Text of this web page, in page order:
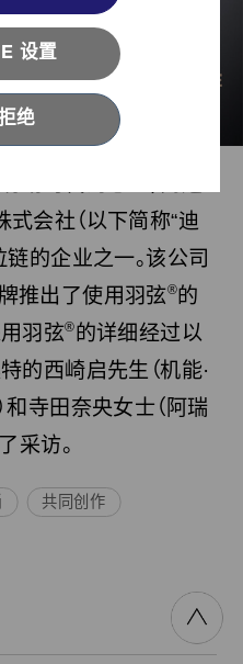
设置
绝
会社（以下简称“迪
的企业之一。该公司
牌推出了使用羽弦®的
羽弦®的详细经过以
的西崎启先生（机能·
寺田奈央女士（阿瑞
采访。
共同创作